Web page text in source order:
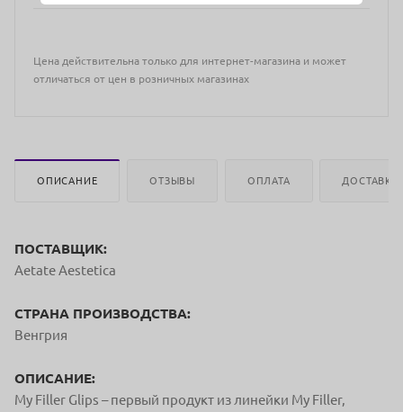
Цена действительна только для интернет-магазина и может
отличаться от цен в розничных магазинах
ОПИСАНИЕ ОТЗЫВЫ ОПЛАТА ДОСТАВКА
ПОСТАВЩИК:
Aetate Aestetica
СТРАНА ПРОИЗВОДСТВА:
Венгрия
ОПИСАНИЕ:
My Filler Glips – первый продукт из линейки My Filler,